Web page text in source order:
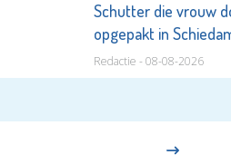
Schutter die vrouw
opgepakt in
Redactie - 08-08-2026